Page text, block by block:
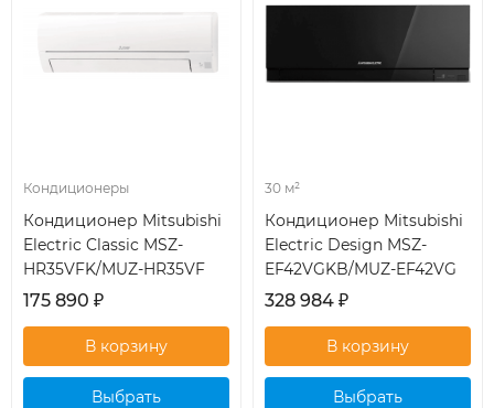
Кондиционеры
Кондиционер Mitsubishi
Electric Classic MSZ-
HR35VFK/MUZ-HR35VF
175 890 ₽
Выбрать
30 м²
Кондиционер Mitsubishi
Electric Design MSZ-
EF42VGKB/MUZ-EF42VG
328 984 ₽
Выбрать